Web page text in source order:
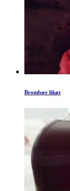
Brombær likør